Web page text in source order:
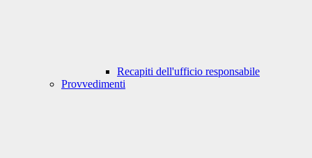
Recapiti dell'ufficio responsabile
Provvedimenti